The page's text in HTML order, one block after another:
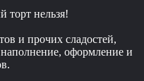
торт нельзя!
и прочих сладостей,
оформление и